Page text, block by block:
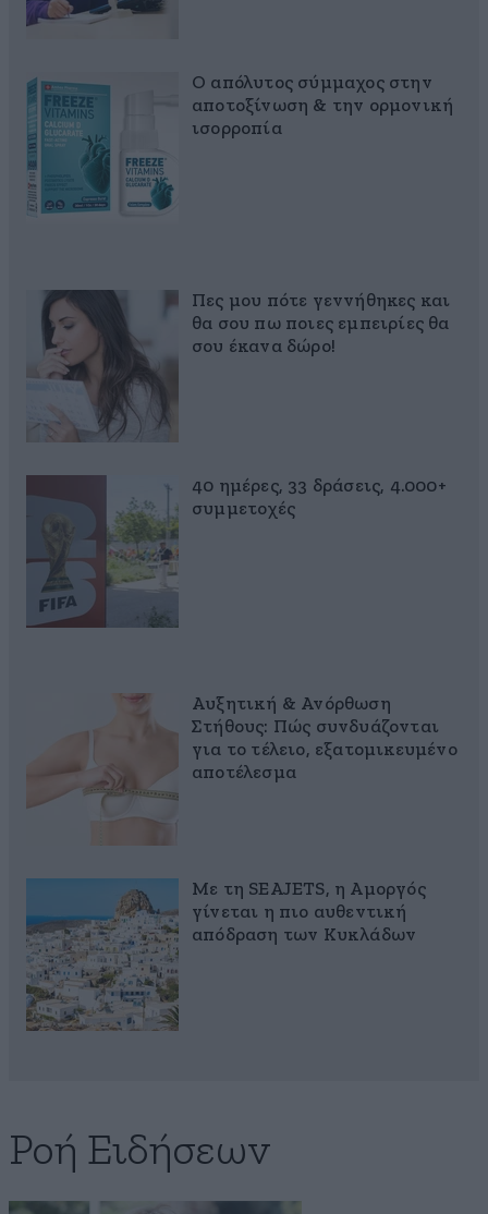
Ο απόλυτος σύμμαχος στην
αποτοξίνωση & την ορμονική
ισορροπία
Πες μου πότε γεννήθηκες και
θα σου πω ποιες εμπειρίες θα
σου έκανα δώρο!
40 ημέρες, 33 δράσεις, 4.000+
συμμετοχές
Αυξητική & Ανόρθωση
Στήθους: Πώς συνδυάζονται
για το τέλειο, εξατομικευμένο
αποτέλεσμα
Με τη SEAJETS, η Αμοργός
γίνεται η πιο αυθεντική
απόδραση των Κυκλάδων
Ροή Ειδήσεων